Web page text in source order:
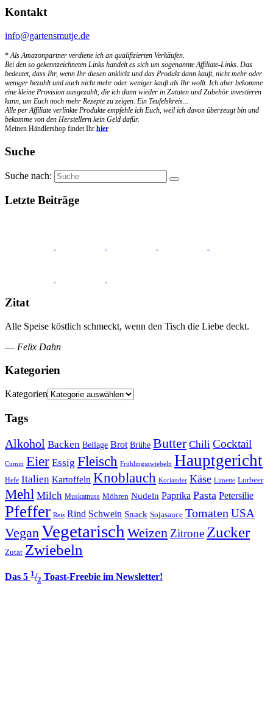
Kontakt
info@gartensmutje.de
*Als Amazonpartner verdiene ich an qualifizierten Verkäufen.
Bei den so gekennzeichneten Links handelt es sich um sogenannte Affiliate-Links. Das
bedeutet, dass Ihr, wenn Ihr diesen anklickt und das Produkt dann kauft, nicht mehr oder
weniger bezahlt und auch nicht mehr oder weniger kauft als Ihr wollt. Ich aber bekomme
eine kleine Provision ausgezahlt, die ich dann wieder in Zutaten und Zubehör investieren
kann, um Euch noch mehr Rezepte zu zeigen. Ein Teufelskreis...
Alle per Affiliate verlinkte Produkte empfehle ich Euch, weil ich davon überzeugt bin und
bekomme von den Herstellern kein Geld dafür.
Meinen Händlershop findet Ihr hier
Suche
Suche nach:
Letzte Beiträge
Zitat
Alle Speise köstlich schmeckt, wenn den Tisch die Liebe deckt.
— Felix Dahn
Kategorien
Kategorien
Tags
Alkohol Backen Beilage Brot Brühe Butter Chili Cocktail
Cumin Eier Essig Fleisch Frühlingszwiebeln Hauptgericht
Hefe Italien Kartoffeln Knoblauch Koriander Käse Limette Lorbeer
Mehl Milch Muskatnuss Möhren Nudeln Paprika Pasta Petersilie
Pfeffer Reis Rind Schwein Snack Sojasauce Tomaten USA
VeganVegetarisch Weizen Zitrone Zucker
Zutat Zwiebeln
Das 5 1/2 Toast-Freebie im Newsletter!